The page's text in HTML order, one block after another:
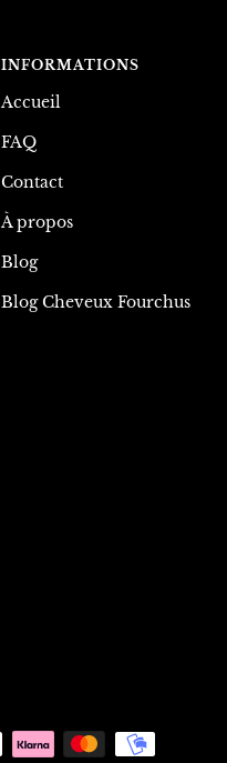
INFORMATIONS
Accueil
FAQ
Contact
À propos
Blog
Blog Cheveux Fourchus